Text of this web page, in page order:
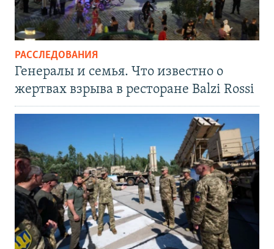
РАССЛЕДОВАНИЯ
Генералы и семья. Что известно о
жертвах взрыва в ресторане Balzi Rossi